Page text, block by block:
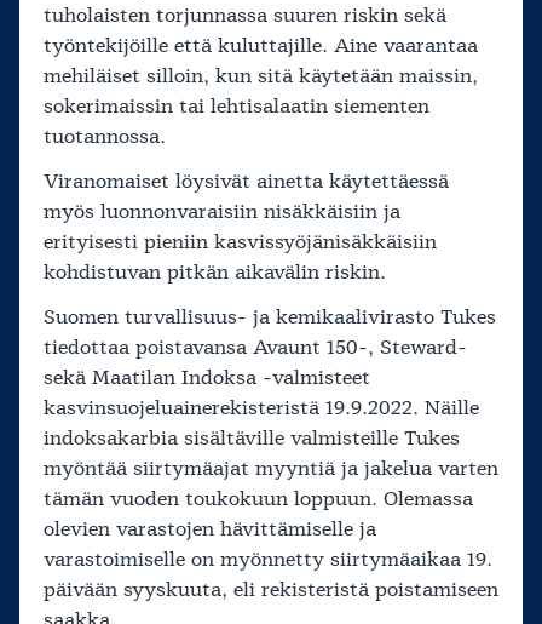
tuholaisten torjunnassa suuren riskin sekä
työntekijöille että kuluttajille. Aine vaarantaa
mehiläiset silloin, kun sitä käytetään maissin,
sokerimaissin tai lehtisalaatin siementen
tuotannossa.
Viranomaiset löysivät ainetta käytettäessä
myös luonnonvaraisiin nisäkkäisiin ja
erityisesti pieniin kasvissyöjänisäkkäisiin
kohdistuvan pitkän aikavälin riskin.
Suomen turvallisuus- ja kemikaalivirasto Tukes
tiedottaa poistavansa Avaunt 150-, Steward-
sekä Maatilan Indoksa -valmisteet
kasvinsuojeluainerekisteristä 19.9.2022. Näille
indoksakarbia sisältäville valmisteille Tukes
myöntää siirtymäajat myyntiä ja jakelua varten
tämän vuoden toukokuun loppuun. Olemassa
olevien varastojen hävittämiselle ja
varastoimiselle on myönnetty siirtymäaikaa 19.
päivään syyskuuta, eli rekisteristä poistamiseen